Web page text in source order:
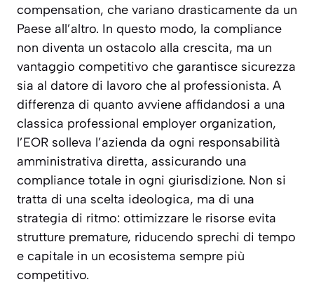
compensation, che variano drasticamente da un
Paese all’altro. In questo modo, la compliance
non diventa un ostacolo alla crescita, ma un
vantaggio competitivo che garantisce sicurezza
sia al datore di lavoro che al professionista. A
differenza di quanto avviene affidandosi a una
classica professional employer organization,
l’EOR solleva l’azienda da ogni responsabilità
amministrativa diretta, assicurando una
compliance totale in ogni giurisdizione. Non si
tratta di una scelta ideologica, ma di una
strategia di ritmo: ottimizzare le risorse evita
strutture premature, riducendo sprechi di tempo
e capitale in un ecosistema sempre più
competitivo.